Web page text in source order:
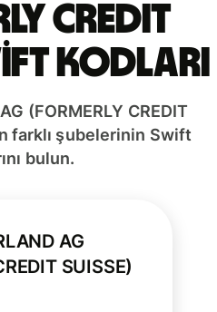
CREDIT
kodları
(FORMERLY CREDIT
farklı şubelerinin Swift
bulun.
AG
SUISSE)